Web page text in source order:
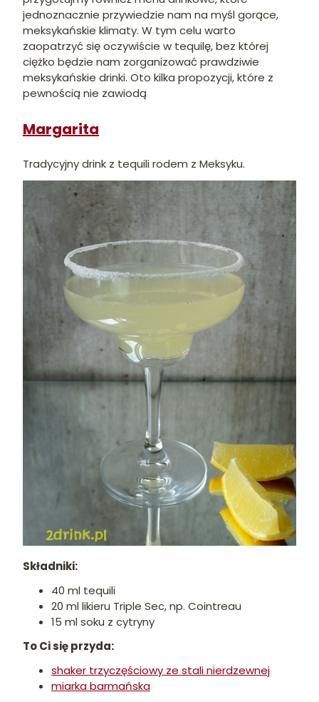
jednoznacznie przywiedzie nam na myśl gorące,
meksykańskie klimaty. W tym celu warto
zaopatrzyć się oczywiście w tequilę, bez której
ciężko będzie nam zorganizować prawdziwie
meksykańskie drinki. Oto kilka propozycji, które z
pewnością nie zawiodą
Margarita
Tradycyjny drink z tequili rodem z Meksyku.
Składniki:
40 ml tequili
20 ml likieru Triple Sec, np. Cointreau
15 ml soku z cytryny
To Ci się przyda:
shaker trzyczęściowy ze stali nierdzewnej
miarka barmańska